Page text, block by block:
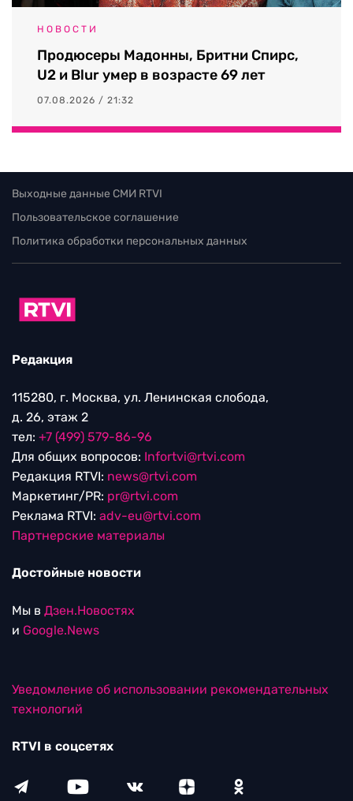
НОВОСТИ
Продюсеры Мадонны, Бритни Спирс,
U2 и Blur умер в возрасте 69 лет
07.08.2026 / 21:32
Выходные данные СМИ RTVI
Пользовательское соглашение
Политика обработки персональных данных
Редакция
115280, г. Москва, ул. Ленинская слобода,
д. 26, этаж 2
тел: +7 (499) 579-86-96
Для общих вопросов: Infortvi@rtvi.com
Редакция RTVI: news@rtvi.com
Маркетинг/PR: pr@rtvi.com
Реклама RTVI: adv-eu@rtvi.com
Партнерские материалы
Достойные новости
Мы в Дзен.Новостях
и Google.News
Уведомление об использовании рекомендательных
технологий
RTVI в соцсетях